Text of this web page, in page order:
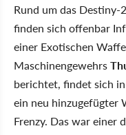
Rund um das Destiny-
finden sich offenbar
einer Exotischen
Maschinengewehrs
berichtet, findet sich
ein neu hinzugefügter
Frenzy. Das war einer